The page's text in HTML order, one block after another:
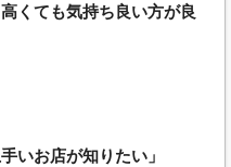
くても気持ち良い方が良
いお店が知りたい」